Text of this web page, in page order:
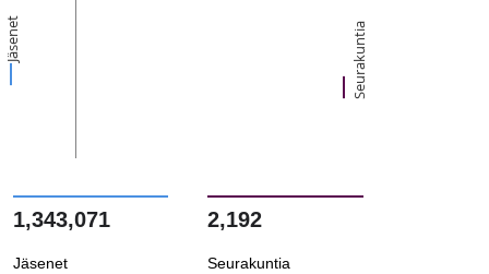
Jäsenet Seurakuntia
1,343,071
Jäsenet
2,192
Seurakuntia